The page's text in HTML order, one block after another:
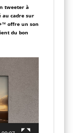
tweeter à
au cadre sur
offre un son
du bon